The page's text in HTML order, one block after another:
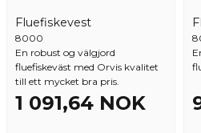
Fluefiskevest
8000
En robust og välgjord
fluefiskeväst med Orvis kvalitet
till ett mycket bra pris.
1 091,64 NOK
Send